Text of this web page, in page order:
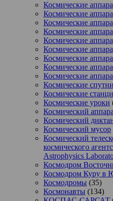
Космические
Космические
Космические
Космические
Космические
Космические
Космические
Космические
Космические
Космические
Космические
Космические уроки
Космический
Космический
Космический мусор
Космический
космического
Astrophysics
Космодром
Космодром Куру в
Космодромы (35)
Космонавты (134)